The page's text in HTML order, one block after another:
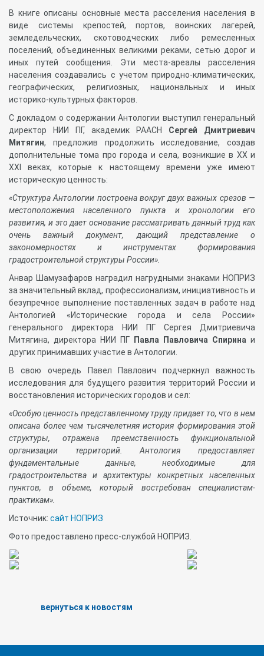
В книге описаны основные места расселения населения в
виде системы крепостей, портов, воинских лагерей,
земледельческих, скотоводческих либо ремесленных
поселений, объединенных великими реками, сетью дорог и
иных путей сообщения. Эти места-ареалы расселения
населения создавались с учетом природно-климатических,
географических, религиозных, национальных и иных
историко-культурных факторов.
С докладом о содержании Антологии выступил генеральный
директор НИИ ПГ, академик РААСН Сергей Дмитриевич
Митягин, предложив продолжить исследование, создав
дополнительные тома про города и села, возникшие в ХХ и
ХХI веках, которые к настоящему времени уже имеют
историческую ценность:
«Структура Антологии построена вокруг двух важных срезов —
местоположения населенного пункта и хронологии его
развития, и это дает основание рассматривать данный труд как
очень важный документ, дающий представление о
закономерностях и инструментах формирования
градостроительной структуры России».
Анвар Шамузафаров наградил нагрудными знаками НОПРИЗ
за значительный вклад, профессионализм, инициативность и
безупречное выполнение поставленных задач в работе над
Антологией «Исторические города и села России»
генерального директора НИИ ПГ Сергея Дмитриевича
Митягина, директора НИИ ПГ
Павла Павловича Спирина и
других принимавших участие в Антологии.
В свою очередь Павел Павлович подчеркнул важность
исследования для будущего развития территорий России и
восстановления исторических городов и сел:
«Особую ценность представленному труду придает то, что в нем
описана более чем тысячелетняя история формирования этой
структуры, отражена преемственность функциональной
организации территорий. Антология предоставляет
фундаментальные данные, необходимые для
градостроительства и архитектуры конкретных населенных
пунктов, в объеме, который востребован специалистам-
практикам».
Источник: сайт НОПРИЗ
Фото предоставлено пресс-службой НОПРИЗ.
вернуться к новостям